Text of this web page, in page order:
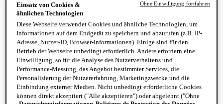
Hand & Körper
Kategorie
Handseife & Balsam
Seife am Stück
Reinigung & Peeling für den Körper
Körperbalsame und Öle
Mundpflege & Deodorants
Alle Hand- und Körperpflegeprodukte anzeigen
Bemerkenswerte Formulierungen
Resurrection Aromatique Hand Wash
Eleos Aromatique Hand Balm
Einsatz von Cookies &
ähnlichen Technologien
Diese Webseite verwendet Cookies und ähnliche Technologien, um
Informationen auf dem Endgerät zu speichern und abzurufen (z.B. IP-
Adresse, Nutzer-ID, Browser-Informationen). Einige sind für den
Betrieb der Webseite unbedingt erforderlich. Andere erfordern eine
Einwilligung, so für die Analyse des Nutzerverhaltens und
Performance-Messung, das Angebot bestimmter Services, die
Personalisierung der Nutzererfahrung, Marketingzwecke und die
Einbindung externer Medien. Nicht unbedingt erforderliche Cookies
können direkt akzeptiert ("Alle akzeptieren") oder abgelehnt ("Ohne
Ohne Einwilligung fortfahren